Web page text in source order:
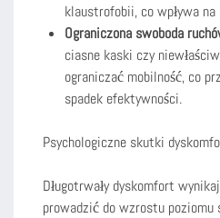
klaustrofobii, co wpływa
Ograniczona swoboda
ciasne kaski czy
ograniczać mobilność, co
spadek efektywności.
Psychologiczne skutki
Długotrwały dyskomfort
prowadzić do wzrostu